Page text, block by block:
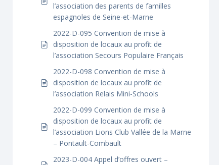
l’association des parents de familles
espagnoles de Seine-et-Marne
2022-D-095 Convention de mise à
disposition de locaux au profit de
l’association Secours Populaire Français
2022-D-098 Convention de mise à
disposition de locaux au profit de
l’association Relais Mini-Schools
2022-D-099 Convention de mise à
disposition de locaux au profit de
l’association Lions Club Vallée de la Marne
– Pontault-Combault
2023-D-004 Appel d’offres ouvert –